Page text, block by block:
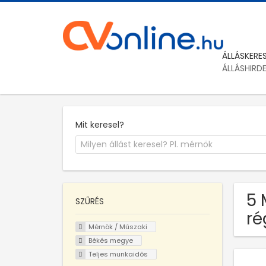
Mit keresel?
5
SZŰRÉS
Mérnök / Műszaki
Békés megye
Teljes munkaidős